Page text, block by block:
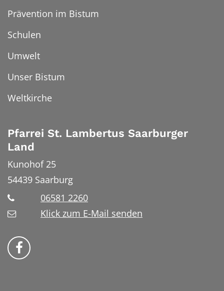
Prävention im Bistum
Schulen
Umwelt
Unser Bistum
Weltkirche
Pfarrei St. Lambertus Saarburger
Land
Kunohof 25
54439 Saarburg
06581 2260
Klick zum E-Mail senden
Bistum Trier auf Facebook